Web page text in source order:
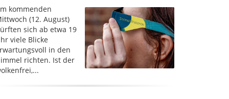
kommenden
(12. August)
sich ab etwa 19
viele Blicke
in den
richten. Ist der